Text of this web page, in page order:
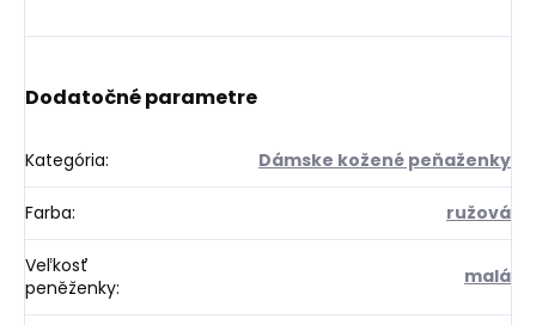
Dodatočné parametre
Kategória: Dámske kožené peňaženky
Farba: ružová
Veľkosť
peněženky: malá